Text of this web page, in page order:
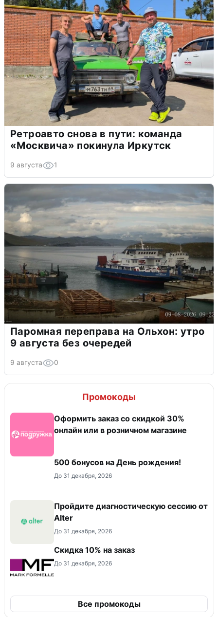
Ретроавто снова в пути: команда
«Москвича» покинула Иркутск
9 августа 1
Паромная переправа на Ольхон: утро
9 августа без очередей
9 августа 0
Промокоды
Оформить заказ со скидкой 30%
онлайн или в розничном магазине
500 бонусов на День рождения!
До 31 декабря, 2026
Пройдите диагностическую сессию от
Alter
До 31 декабря, 2026
Скидка 10% на заказ
До 31 декабря, 2026
Все промокоды